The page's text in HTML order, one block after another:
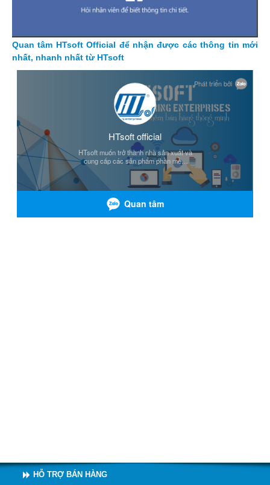
Quan tâm HTsoft Official để nhận được các thông tin mới
nhất, nhanh nhất từ HTsoft
HỖ TRỢ BÁN HÀNG